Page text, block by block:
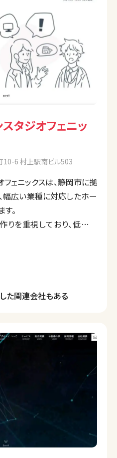
タジオフェニッ
6 村上駅南ビル503
ェニックスは、静岡市に拠
幅広い業種に対応したホー
。
りを重視しており、低予算
ケティング、写真・動画撮
サービスを提供していま
た関連会社もある